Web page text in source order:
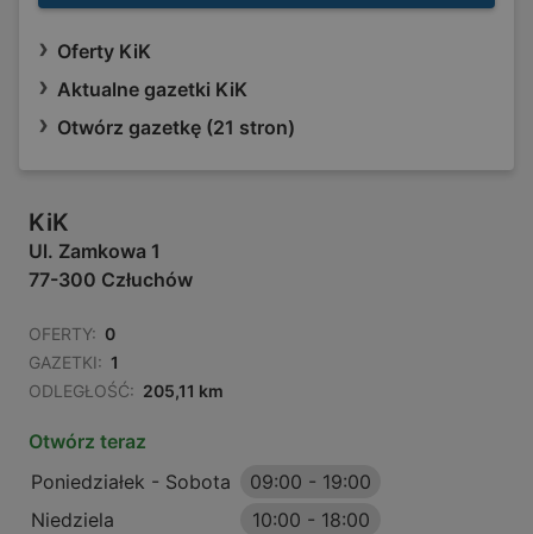
Oferty KiK
Aktualne gazetki KiK
Otwórz gazetkę (21 stron)
KiK
Ul. Zamkowa 1
77-300 Człuchów
OFERTY: 0
GAZETKI: 1
ODLEGŁOŚĆ: 205,11 km
Otwórz teraz
Poniedziałek - Sobota
09:00 - 19:00
Niedziela
10:00 - 18:00